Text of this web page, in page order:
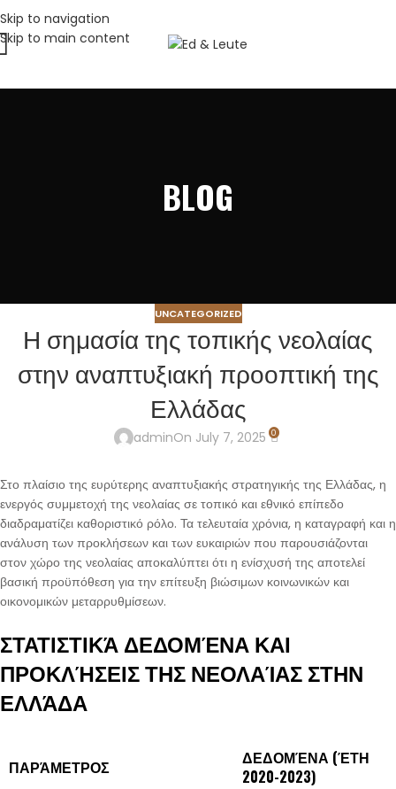
Skip to navigation
Skip to main content
BLOG
UNCATEGORIZED
Η σημασία της τοπικής νεολαίας
στην αναπτυξιακή προοπτική της
Ελλάδας
adminOn July 7, 2025 0
Στο πλαίσιο της ευρύτερης αναπτυξιακής στρατηγικής της Ελλάδας, η
ενεργός συμμετοχή της νεολαίας σε τοπικό και εθνικό επίπεδο
διαδραματίζει καθοριστικό ρόλο. Τα τελευταία χρόνια, η καταγραφή και η
ανάλυση των προκλήσεων και των ευκαιριών που παρουσιάζονται
στον χώρο της νεολαίας αποκαλύπτει ότι η ενίσχυσή της αποτελεί
βασική προϋπόθεση για την επίτευξη βιώσιμων κοινωνικών και
οικονομικών μεταρρυθμίσεων.
ΣΤΑΤΙΣΤΙΚΆ ΔΕΔΟΜΈΝΑ ΚΑΙ
ΠΡΟΚΛΉΣΕΙΣ ΤΗΣ ΝΕΟΛΑΊΑΣ ΣΤΗΝ
ΕΛΛΆΔΑ
ΠΑΡΆΜΕΤΡΟΣ
ΔΕΔΟΜΈΝΑ (ΈΤΗ
2020-2023)